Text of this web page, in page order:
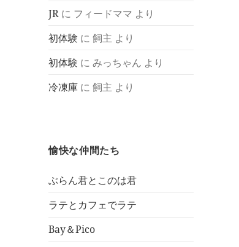
JR に フィードママ より
初体験 に飼主 より
初体験 にみっちゃん より
冷凍庫 に飼主 より
愉快な仲間たち
ぶらん君とこのは君
ラテとカフェでラテ
Bay＆Pico